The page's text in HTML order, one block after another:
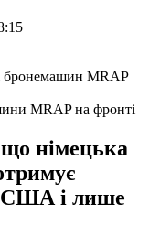
MRAP на фронті
німецька
США і лише